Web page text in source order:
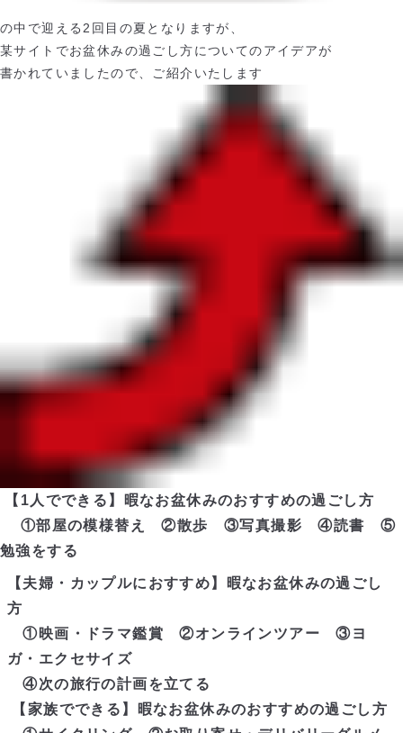
の中で迎える2回目の夏となりますが、
某サイトでお盆休みの過ごし方についてのアイデアが
書かれていましたので、ご紹介いたします
【1人でできる】暇なお盆休みのおすすめの過ごし方
①部屋の模様替え ②散歩 ③写真撮影 ④読書 ⑤
勉強をする
【夫婦・カップルにおすすめ】暇なお盆休みの過ごし
方
①映画・ドラマ鑑賞 ②オンラインツアー ③ヨ
ガ・エクセサイズ
④次の旅行の計画を立てる
【家族でできる】暇なお盆休みのおすすめの過ごし方